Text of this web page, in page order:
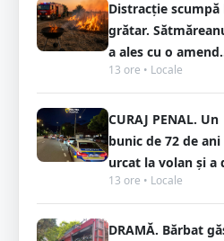
Distracție scumpă
grătar.
a ales cu o
13 ore • Locale
CURAJ PENAL. Un
bunic de 72 de ani
urcat la volan și a
13 ore • Locale
DRAMĂ. Bărbat